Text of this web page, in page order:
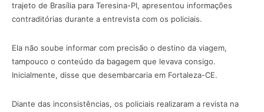
trajeto de Brasília para Teresina-PI, apresentou informações
contraditórias durante a entrevista com os policiais.
Ela não soube informar com precisão o destino da viagem,
tampouco o conteúdo da bagagem que levava consigo.
Inicialmente, disse que desembarcaria em Fortaleza-CE.
Diante das inconsistências, os policiais realizaram a revista na